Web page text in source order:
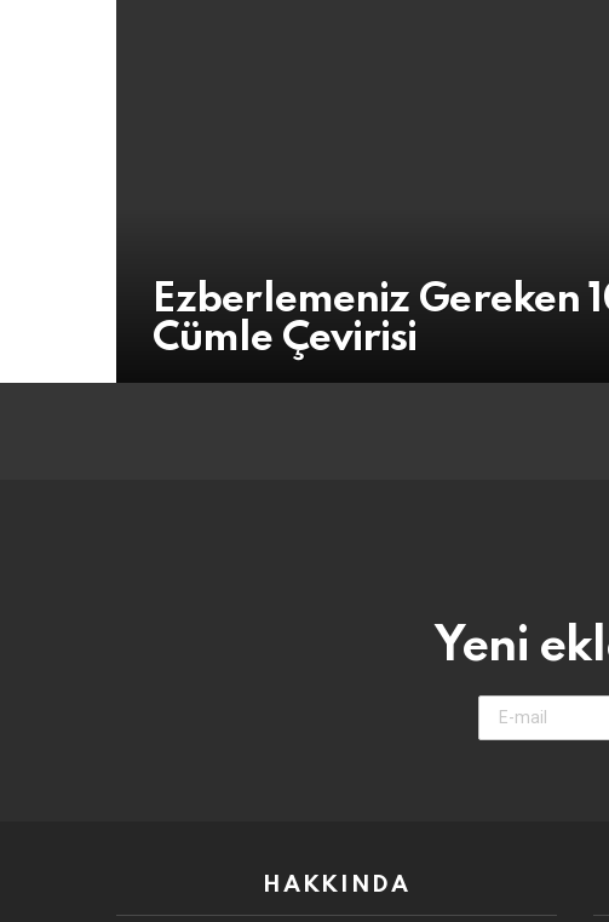
Ezberlemeniz Gereken
Cümle Çevirisi
Yeni
Mail-
Adresin:
HAKKINDA